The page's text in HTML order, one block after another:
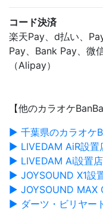
コード決済
楽天Pay、d払い、
Pay、Bank Pay、微
（Alipay）
【他のカラオケ
▶ 千葉県のカラオケ
▶ LIVEDAM AiR設置
▶ LIVEDAM Ai設置
▶ JOYSOUND X1設
▶ JOYSOUND MAX
▶ ダーツ・ビリヤー